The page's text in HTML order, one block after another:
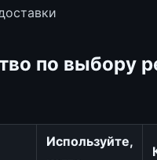
по выбору
Используйте,